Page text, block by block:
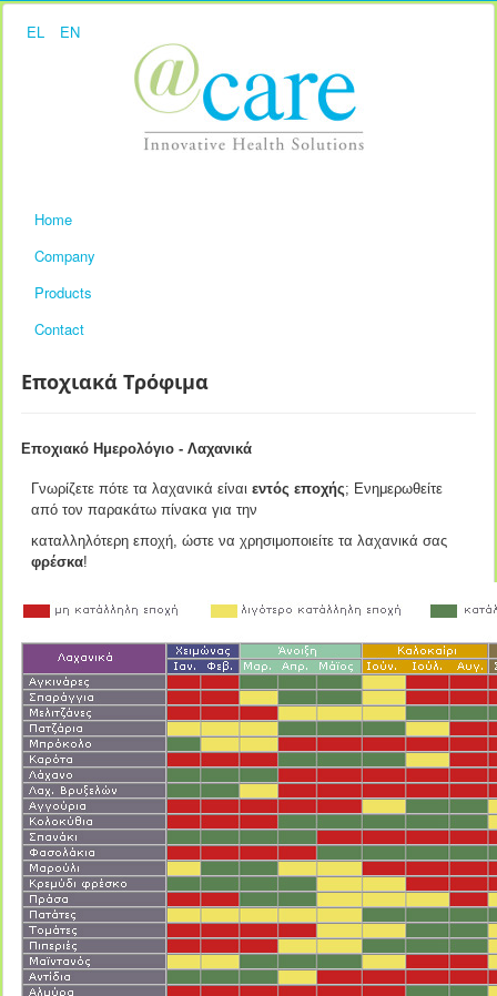
EL EN
Home
Company
Products
Contact
Εποχιακά Τρόφιμα
Εποχιακό Ημερολόγιο - Λαχανικά
Γνωρίζετε πότε τα λαχανικά είναι εντός εποχής; Ενημερωθείτε
από τον παρακάτω πίνακα για την
καταλληλότερη εποχή, ώστε να χρησιμοποιείτε τα λαχανικά σας
φρέσκα!